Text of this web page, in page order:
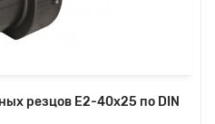
резцов E2-40х25 по DIN